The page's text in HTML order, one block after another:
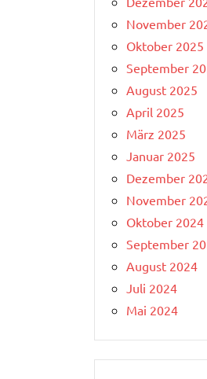
November
Oktober 2025
September
August 2025
April 2025
März 2025
Januar 2025
Dezember
November
Oktober 2024
September
August 2024
Juli 2024
Mai 2024